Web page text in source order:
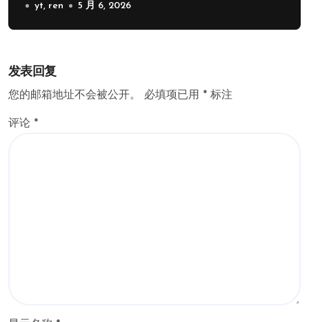
yt, ren 5 月 6, 2026
发表回复
您的邮箱地址不会被公开。 必填项已用 * 标注
评论 *